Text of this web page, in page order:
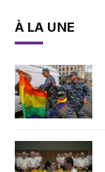
À LA UNE